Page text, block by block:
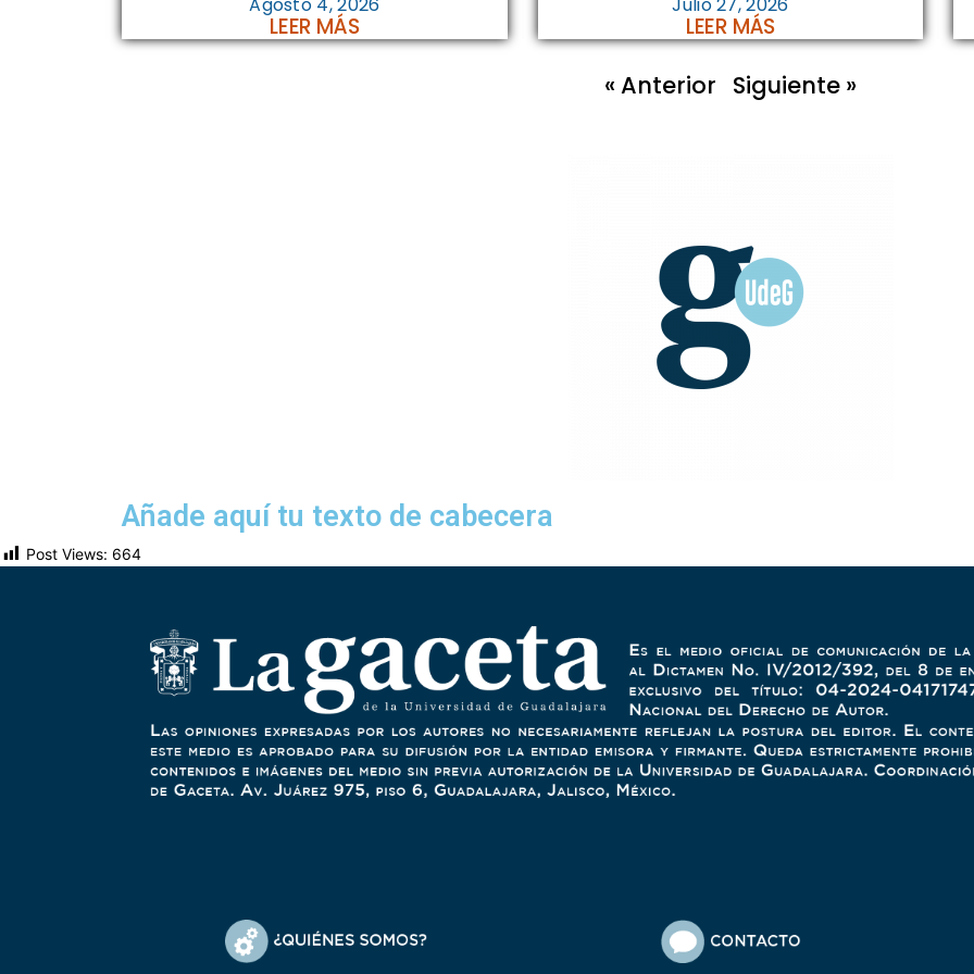
LEER MÁS LEER MÁS
« Anterior Siguiente »
Añade aquí tu texto de cabecera
Post Views: 664